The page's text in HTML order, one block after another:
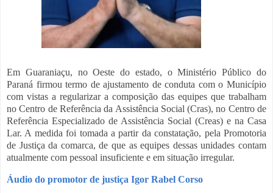
Em Guaraniaçu, no Oeste do estado, o Ministério Público do
Paraná firmou termo de ajustamento de conduta com o Município
com vistas a regularizar a composição das equipes que trabalham
no Centro de Referência da Assistência Social (Cras), no Centro de
Referência Especializado de Assistência Social (Creas) e na Casa
Lar. A medida foi tomada a partir da constatação, pela Promotoria
de Justiça da comarca, de que as equipes dessas unidades contam
atualmente com pessoal insuficiente e em situação irregular.
Áudio do promotor de justiça Igor Rabel Corso